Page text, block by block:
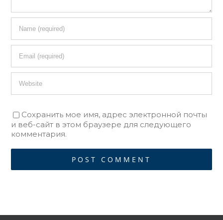
Сохранить мое имя, адрес электронной почты
и веб-сайт в этом браузере для следующего
комментария.